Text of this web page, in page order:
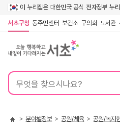
이 누리집은 대한민국 공식 전자정부 누
서초구청 동주민센터 보건소 구의회 도서관
통
검
분야별정보 공원/체육 공원/녹지